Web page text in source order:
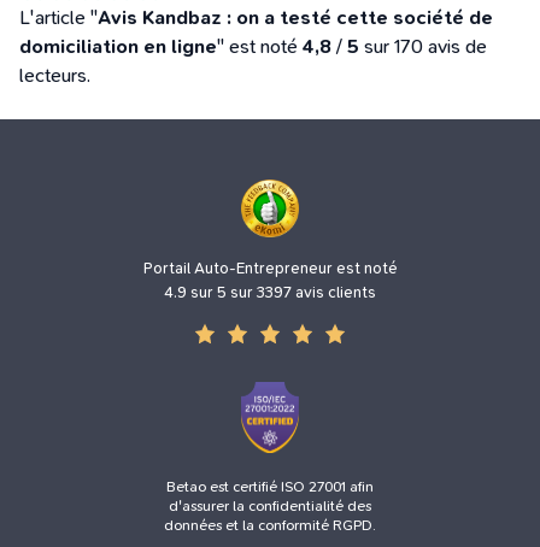
L'article "Avis Kandbaz : on a testé cette société de
domiciliation en ligne" est noté 4,8 / 5 sur 170 avis de
lecteurs.
Portail Auto-Entrepreneur est noté
4.9 sur 5 sur 3397 avis clients
Betao est certifié ISO 27001 afin
d'assurer la confidentialité des
données et la conformité RGPD.